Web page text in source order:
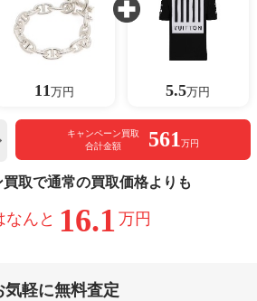
11 万円 5.5万円
キャンペーン買取
合計金額
561万円
取で通常の買取価格よりも
なんと 16.1 万円
気軽に無料査定